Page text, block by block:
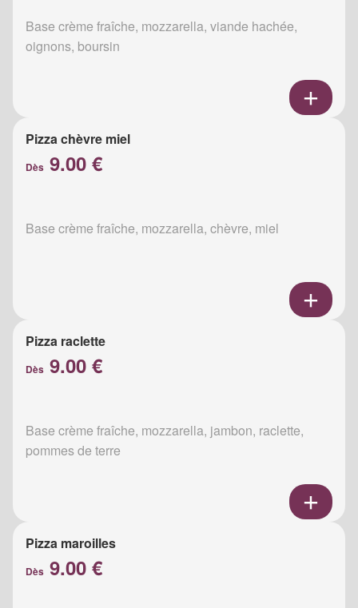
Base crème fraîche, mozzarella, viande hachée,
oignons, boursin
Pizza chèvre miel
Dès 9.00 €
Base crème fraîche, mozzarella, chèvre, miel
Pizza raclette
Dès 9.00 €
Base crème fraîche, mozzarella, jambon, raclette,
pommes de terre
Pizza maroilles
Dès 9.00 €